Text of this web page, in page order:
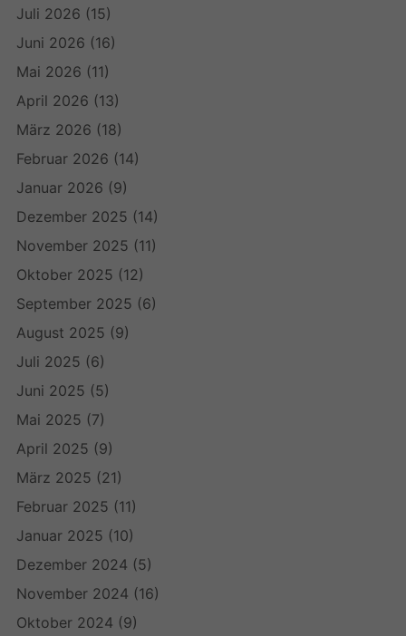
Juli 2026 (15)
Juni 2026 (16)
Mai 2026 (11)
April 2026 (13)
März 2026 (18)
Februar 2026 (14)
Januar 2026 (9)
Dezember 2025 (14)
November 2025 (11)
Oktober 2025 (12)
September 2025 (6)
August 2025 (9)
Juli 2025 (6)
Juni 2025 (5)
Mai 2025 (7)
April 2025 (9)
März 2025 (21)
Februar 2025 (11)
Januar 2025 (10)
Dezember 2024 (5)
November 2024 (16)
Oktober 2024 (9)